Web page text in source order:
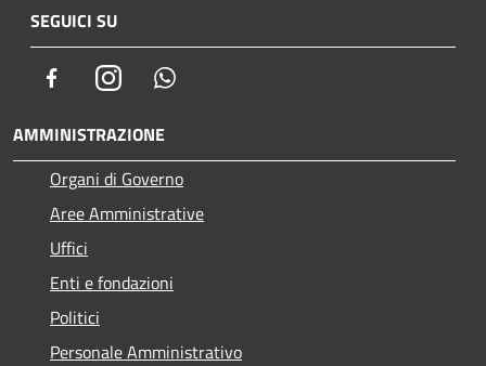
SEGUICI SU
FacebookInstagram
AMMINISTRAZIONE
Organi di Governo
Aree Amministrative
Uffici
Enti e fondazioni
Politici
Personale Amministrativo